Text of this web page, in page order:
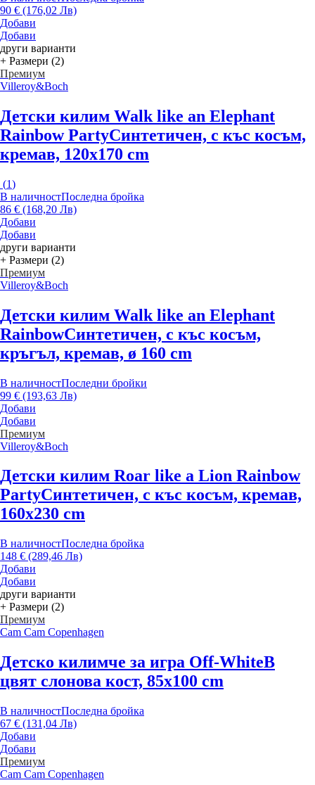
90 € (176,02 Лв)
Добави
Добави
други варианти
+ Размери (2)
Премиум
Villeroy&Boch
Детски килим Walk like an Elephant
Rainbow PartyСинтетичен, с къс косъм,
кремав, 120x170 cm
(1)
В наличностПоследна бройка
86 € (168,20 Лв)
Добави
Добави
други варианти
+ Размери (2)
Премиум
Villeroy&Boch
Детски килим Walk like an Elephant
RainbowСинтетичен, с къс косъм,
кръгъл, кремав, ø 160 cm
В наличностПоследни бройки
99 € (193,63 Лв)
Добави
Добави
Премиум
Villeroy&Boch
Детски килим Roar like a Lion Rainbow
PartyСинтетичен, с къс косъм, кремав,
160x230 cm
В наличностПоследна бройка
148 € (289,46 Лв)
Добави
Добави
други варианти
+ Размери (2)
Премиум
Cam Cam Copenhagen
Детско килимче за игра Off-WhiteВ
цвят слонова кост, 85x100 cm
В наличностПоследна бройка
67 € (131,04 Лв)
Добави
Добави
Премиум
Cam Cam Copenhagen